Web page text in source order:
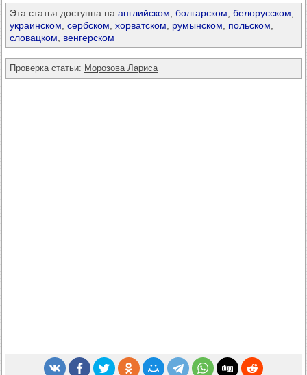
Эта статья доступна на английском болгарском белорусском
украинском сербском хорватском румынском польском
словацком
венгерском
Проверка статьи: Морозова Лариса